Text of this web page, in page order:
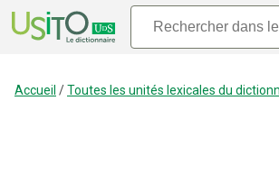
Accueil /Toutes les unités lexicales du